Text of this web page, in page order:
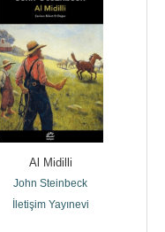
Al Midilli
John Steinbeck
İletişim Yayınevi